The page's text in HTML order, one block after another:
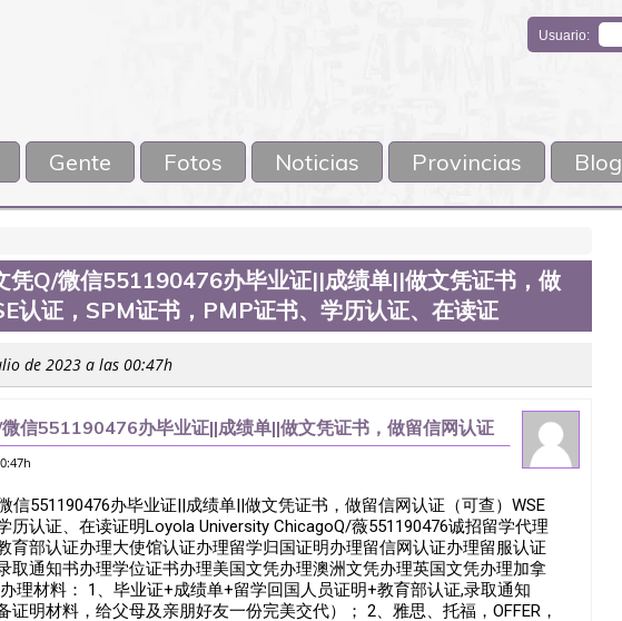
Usuario:
Gente Fotos Noticias Provincias Blog
凭Q/微信551190476办毕业证||成绩单||做文凭证书，做
认证，SPM证书，PMP证书、学历认证、在读证
de 2023 a las 00:47h
信551190476办毕业证||成绩单||做文凭证书，做留信网认证
PMP证书、学历认证、在读证
信551190476办毕业证||成绩单||做文凭证书，做留信网认证（可查）WSE
历认证、在读证明Loyola University ChicagoQ/薇551190476诚招留学代理
育部认证办理大使馆认证办理留学归国证明办理留信网认证办理留服认证
取通知书办理学位证书办理美国文凭办理澳洲文凭办理英国文凭办理加拿
理材料： 1、毕业证+成绩单+留学回国人员证明+教育部认证,录取通知
明材料，给父母及亲朋好友一份完美交代）； 2、雅思、托福，OFFER，